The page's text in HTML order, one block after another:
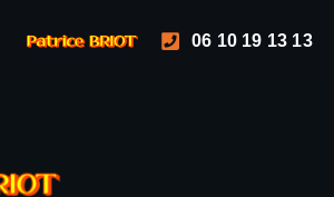
06 10 19 13 13